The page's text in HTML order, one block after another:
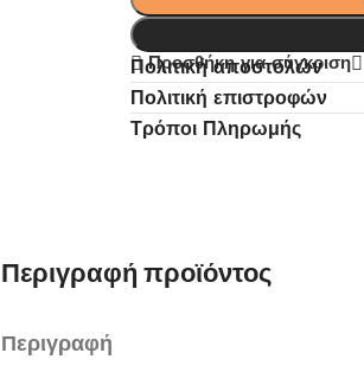
Προσθήκη για σύγκριση
Πολιτική αποστολών
Πολιτική επιστροφών
Τρόποι Πληρωμής
Περιγραφή προϊόντος
Περιγραφή